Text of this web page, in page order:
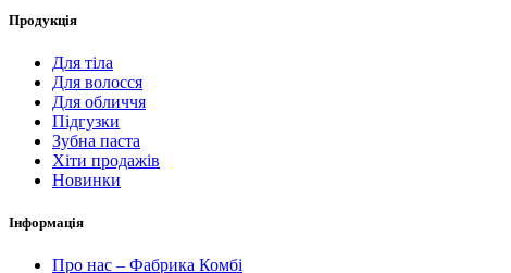
Продукція
Для тіла
Для волосся
Для обличчя
Підгузки
Зубна паста
Хіти продажів
Новинки
Інформація
Про нас – Фабрика Комбі